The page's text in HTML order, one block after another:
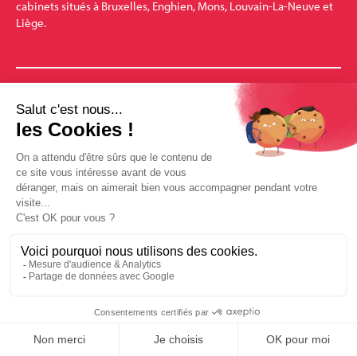
cabinets situés à Bruxelles, Enghien, Mons, Louvain-La-Neuve et
Liège.
Amarris.be est une marque
Nos bureaux
Bruxelles
Enghien
Mentions légales
Politique des données Amarris.be